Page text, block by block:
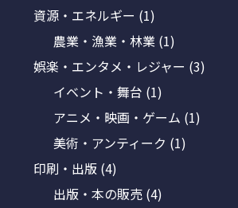
資源・エネルギー (1)
農業・漁業・林業 (1)
娯楽・エンタメ・レジャー (3)
イベント・舞台 (1)
アニメ・映画・ゲーム (1)
美術・アンティーク (1)
印刷・出版 (4)
出版・本の販売 (4)